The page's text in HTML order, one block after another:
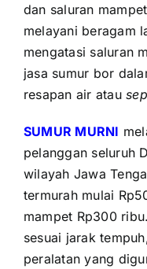
dan saluran
melayani beragam
mengatasi saluran
jasa sumur bor
resapan air atau
SUMUR MURNI
pelanggan seluruh
wilayah Jawa
termurah mulai
mampet Rp300
sesuai jarak
peralatan yang